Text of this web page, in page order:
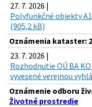
27. 7. 2026 |
Polyfunkčné objekty
(905,2 kB)
Oznámenia kataster:
23. 7. 2026 |
Rozhodnutie OÚ BA
vyvesené verejnou
Oznámenie odboru
Životné prostredie